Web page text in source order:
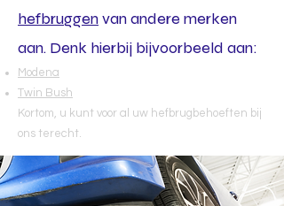
hefbruggenvan andere merken
aan. Denk hierbij bijvoorbeeld aan:
Modena
Twin Bush
Kortom, u kunt voor al uw hefbrugbehoeften bij
ons terecht.